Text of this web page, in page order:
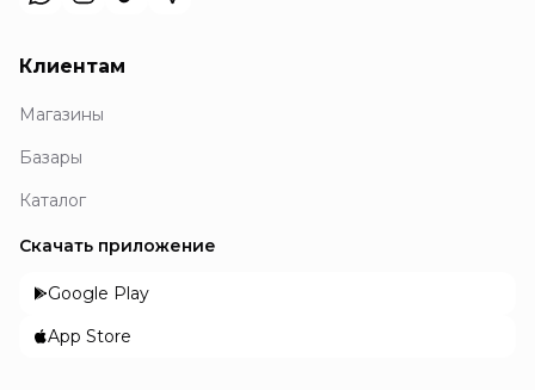
Клиентам
Магазины
Базары
Каталог
Скачать приложение
Google Play
App Store